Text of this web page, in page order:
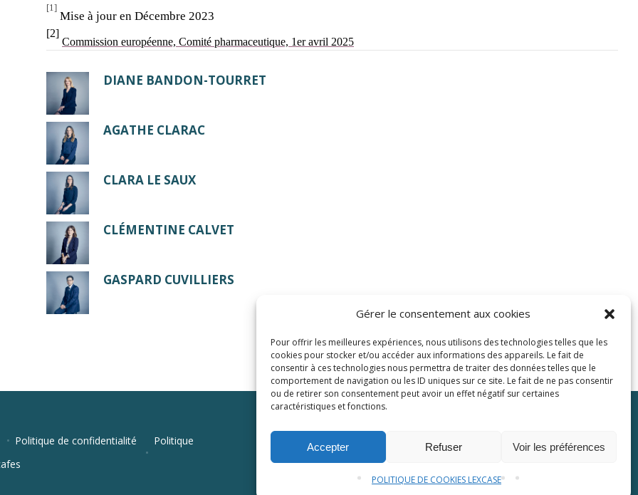
Gérer le consentement aux cookies
Pour offrir les meilleures expériences, nous utilisons des technologies telles que les
cookies pour stocker et/ou accéder aux informations des appareils. Le fait de
consentir à ces technologies nous permettra de traiter des données telles que le
comportement de navigation ou les ID uniques sur ce site. Le fait de ne pas consentir
ou de retirer son consentement peut avoir un effet négatif sur certaines
caractéristiques et fonctions.
Accepter Refuser Voir les préférences
POLITIQUE DE COOKIES LEXCASE
[1]
Mise à jour en Décembre 2023
[2]
Commission européenne, Comité pharmaceutique, 1er avril 2025
DIANE BANDON-TOURRET
AGATHE CLARAC
CLARA LE SAUX
CLÉMENTINE CALVET
GASPARD CUVILLIERS
Politique de confidentialité
Politique
Plaquette Contactez-nous